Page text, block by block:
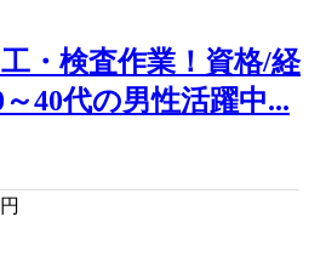
・検査作業！資格/経
40代の男性活躍中...
円